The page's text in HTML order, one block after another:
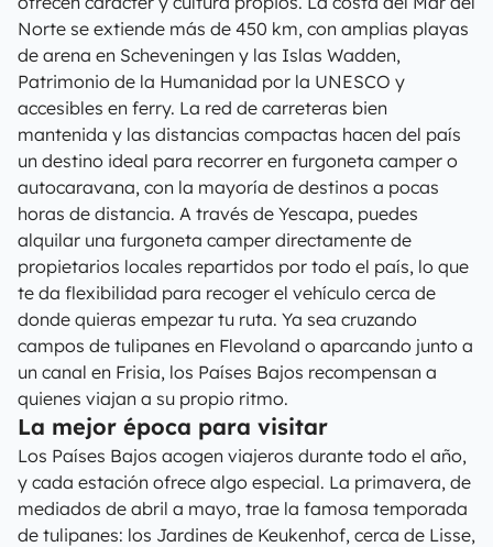
Norte se extiende más de 450 km, con amplias playas
de arena en Scheveningen y las Islas Wadden,
Patrimonio de la Humanidad por la UNESCO y
accesibles en ferry. La red de carreteras bien
mantenida y las distancias compactas hacen del país
un destino ideal para recorrer en furgoneta camper o
autocaravana, con la mayoría de destinos a pocas
horas de distancia. A través de Yescapa, puedes
alquilar una furgoneta camper directamente de
propietarios locales repartidos por todo el país, lo que
te da flexibilidad para recoger el vehículo cerca de
donde quieras empezar tu ruta. Ya sea cruzando
campos de tulipanes en Flevoland o aparcando junto a
un canal en Frisia, los Países Bajos recompensan a
quienes viajan a su propio ritmo.
La mejor época para visitar
Los Países Bajos acogen viajeros durante todo el año,
y cada estación ofrece algo especial. La primavera, de
mediados de abril a mayo, trae la famosa temporada
de tulipanes: los Jardines de Keukenhof, cerca de Lisse,